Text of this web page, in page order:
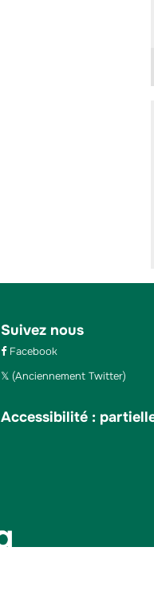
Suivez nous
Facebook
(Anciennement Twitter)
Accessibilité :